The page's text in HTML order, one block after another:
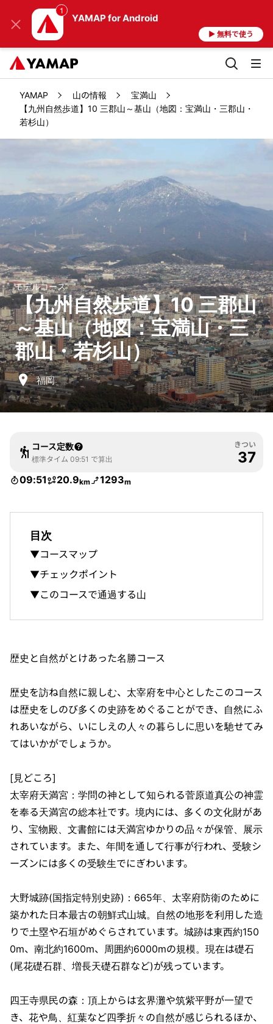
YAMAP for Android
▶ 無料で使う
YAMAP 山の情報
宝満山
【九州自然歩道】10 三郡山～基山（地図：宝満山・三郡山・
若杉山）
モデルコース
【九州自然歩道】10 三郡山
～基山（地図：宝満山・三
郡山・若杉山）
福岡
コース定数
標準タイム 09:51 で算出
きつい
37
09:51 20.9km 1293m
目次
▼コースマップ
▼チェックポイント
▼このコースで通過する山
歴史と自然がとけあった名勝コース
歴史を訪ね自然に親しむ、太宰府を中心としたこのコース
は歴史をしのび多くの史跡をめぐることができ、自然にふ
れあいながら、いにしえの人々の暮らしに思いを馳せてみ
てはいかがでしょうか。
[見どころ]
太宰府天満宮：学問の神として知られる菅原道真公の神霊
を奉る天満宮の総本社です。境内には、多くの文化財があ
り、宝物殿、文書館には天満宮ゆかりの品々が保管、展示
されています。また、年間を通して行事が行われ、受験シ
ーズンには多くの受験生でにぎわいます。
大野城跡(国指定特別史跡)：665年、太宰府防衛のために
築かれた日本最古の朝鮮式山城。自然の地形を利用した造
りで土塁や石垣がめぐらされています。城跡は東西約150
0m、南北約1600m、周囲約6000mの規模。現在は礎石
(尾花礎石群、増長天礎石群など)が残っています。
四王寺県民の森：頂上からは玄界灘や筑紫平野が一望で
き、花や鳥、紅葉など四季折々の自然が感じられるほか、